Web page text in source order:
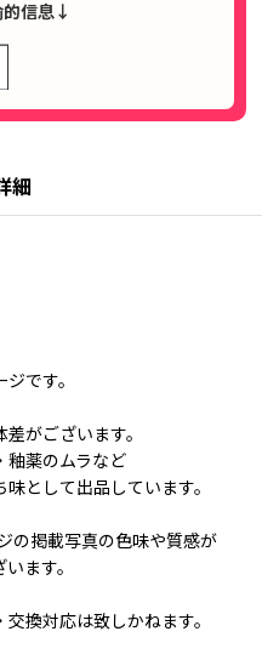
的信息↓
細
です。
がございます。
釉薬のムラなど
として出品しています。
の掲載写真の色味や質感が
ます。
換対応は致しかねます。